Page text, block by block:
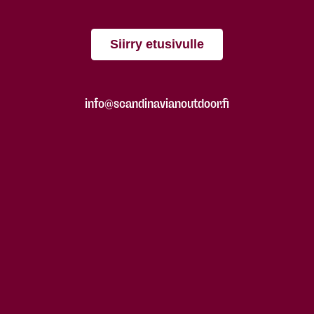
Siirry etusivulle
info@scandinavianoutdoor.fi